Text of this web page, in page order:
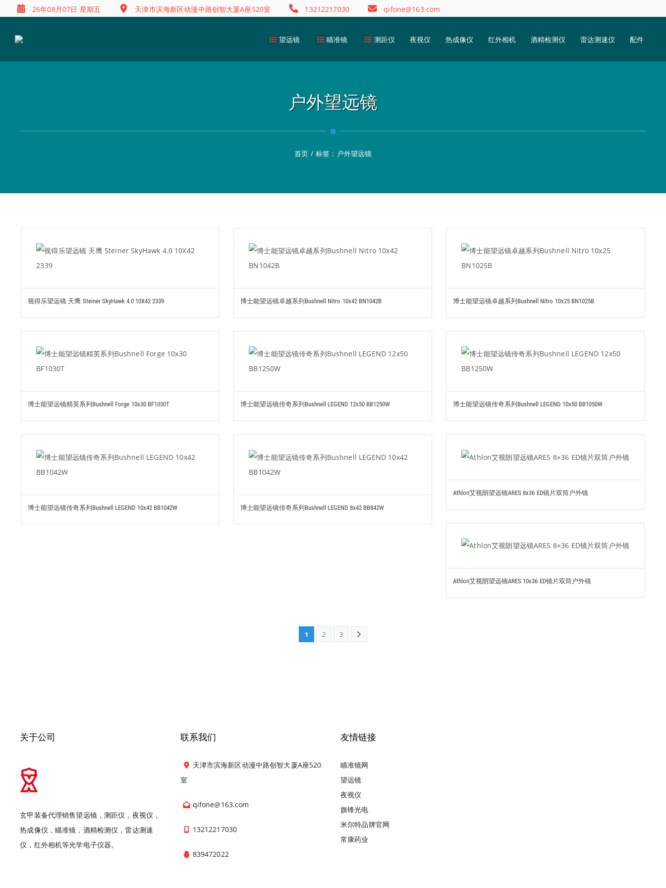
26年08月07日 星期五 天津市滨海新区动漫中路创智大厦A座520室 13212217030 qifone@163.com
望远镜 瞄准镜 测距仪 夜视仪 热成像仪 红外相机 酒精检测仪 雷达测速仪 配件
户外望远镜
首页 / 标签： 户外望远镜
视得乐望远镜 天鹰 Steiner SkyHawk 4.0 10X42 2339 博士能望远镜卓越系列Bushnell Nitro 10x42 BN1042B 博士能望远镜卓越系列Bushnell Nitro 10x25 BN1025B
博士能望远镜精英系列Bushnell Forge 10x30 BF1030T 博士能望远镜传奇系列Bushnell LEGEND 12x50 BB1250W 博士能望远镜传奇系列Bushnell LEGEND 10x50 BB1050W
博士能望远镜传奇系列Bushnell LEGEND 10x42 BB1042W 博士能望远镜传奇系列Bushnell LEGEND 8x42 BB842W
Athlon艾视朗望远镜ARES 8x36 ED镜片双筒户外镜
Athlon艾视朗望远镜ARES 10x36 ED镜片双筒户外镜
1 2 3
关于公司
玄甲装备代理销售望远镜，测距仪，夜视仪，
热成像仪，瞄准镜，酒精检测仪，雷达测速
仪，红外相机等光学电子仪器。
联系我们
天津市滨海新区动漫中路创智大厦A座520
室
qifone@163.com
13212217030
839472022
友情链接
瞄准镜网
望远镜
夜视仪
旗锋光电
米尔特品牌官网
常康药业